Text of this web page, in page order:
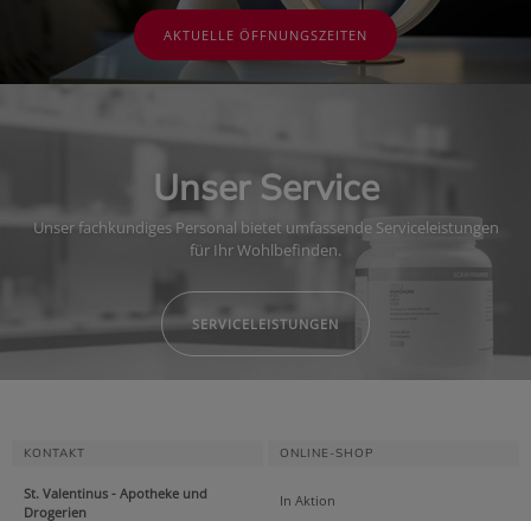
AKTUELLE ÖFFNUNGSZEITEN
Unser Service
Unser fachkundiges Personal bietet umfassende Serviceleistungen
für Ihr Wohlbefinden.
SERVICELEISTUNGEN
KONTAKT
St. Valentinus - Apotheke und
Drogerien
ONLINE-SHOP
In Aktion